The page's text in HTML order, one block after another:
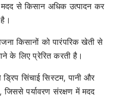
से किसान अधिक उत्पादन कर
किसानों को पारंपरिक खेती से
के लिए प्रेरित करती है।
सिंचाई सिस्टम, पानी और
पर्यावरण संरक्षण में मदद